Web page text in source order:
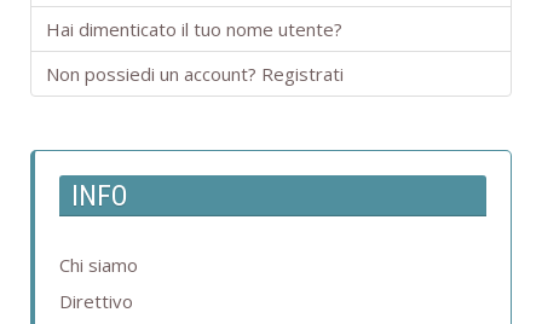
Hai dimenticato il tuo nome utente?
Non possiedi un account? Registrati
INFO
Chi siamo
Direttivo